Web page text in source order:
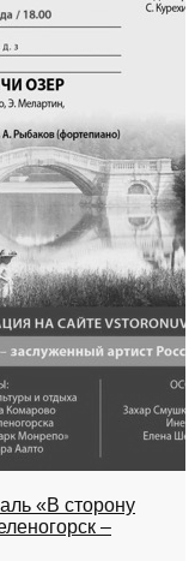
«В сторону
–